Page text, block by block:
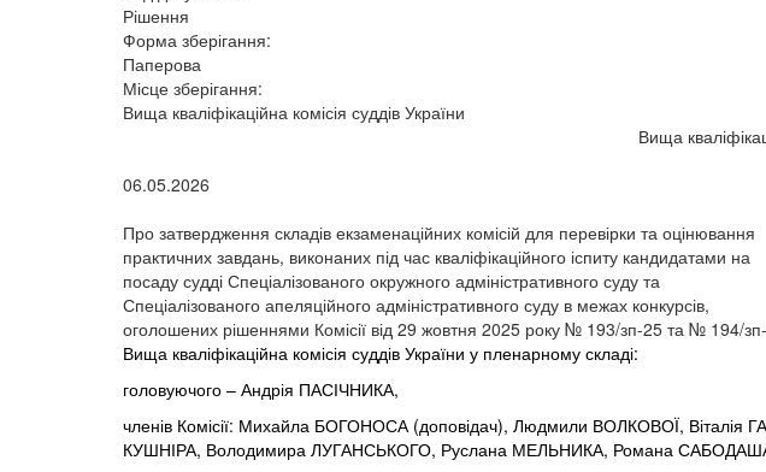
Рішення
Форма зберігання:
Паперова
Місце зберігання:
Вища кваліфікаційна комісія суддів України
Вища
06.05.2026
Про затвердження складів екзаменаційних комісій для перевірки та оцінювання
практичних завдань, виконаних під час кваліфікаційного іспиту кандидатами на
посаду судді Спеціалізованого окружного адміністративного суду та
Спеціалізованого апеляційного адміністративного суду в межах конкурсів,
оголошених рішеннями Комісії від 29 жовтня 2025 року № 193/зп-25 та № 194/
Вища кваліфікаційна комісія суддів України у пленарному складі:
головуючого – Андрія ПАСІЧНИКА,
членів Комісії: Михайла БОГОНОСА (доповідач), Людмили ВОЛКОВОЇ,
КУШНІРА, Володимира ЛУГАНСЬКОГО, Руслана МЕЛЬНИКА, Романа